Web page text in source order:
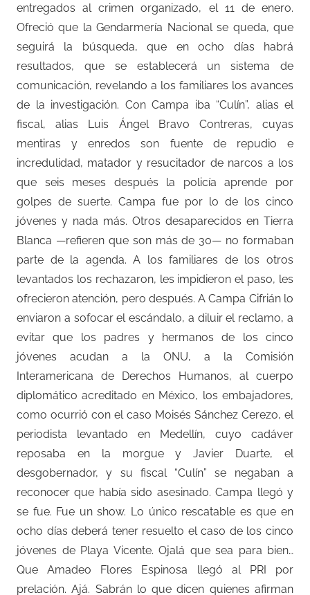
entregados al crimen organizado, el 11 de enero.
Ofreció que la Gendarmería Nacional se queda, que
seguirá la búsqueda, que en ocho días habrá
resultados, que se establecerá un sistema de
comunicación, revelando a los familiares los avances
de la investigación. Con Campa iba “Culín”, alias el
fiscal, alias Luis Ángel Bravo Contreras, cuyas
mentiras y enredos son fuente de repudio e
incredulidad, matador y resucitador de narcos a los
que seis meses después la policía aprende por
golpes de suerte. Campa fue por lo de los cinco
jóvenes y nada más. Otros desaparecidos en Tierra
Blanca —refieren que son más de 30— no formaban
parte de la agenda. A los familiares de los otros
levantados los rechazaron, les impidieron el paso, les
ofrecieron atención, pero después. A Campa Cifrián lo
enviaron a sofocar el escándalo, a diluir el reclamo, a
evitar que los padres y hermanos de los cinco
jóvenes acudan a la ONU, a la Comisión
Interamericana de Derechos Humanos, al cuerpo
diplomático acreditado en México, los embajadores,
como ocurrió con el caso Moisés Sánchez Cerezo, el
periodista levantado en Medellín, cuyo cadáver
reposaba en la morgue y Javier Duarte, el
desgobernador, y su fiscal “Culín” se negaban a
reconocer que había sido asesinado. Campa llegó y
se fue. Fue un show. Lo único rescatable es que en
ocho días deberá tener resuelto el caso de los cinco
jóvenes de Playa Vicente. Ojalá que sea para bien…
Que Amadeo Flores Espinosa llegó al PRI por
prelación. Ajá. Sabrán lo que dicen quienes afirman